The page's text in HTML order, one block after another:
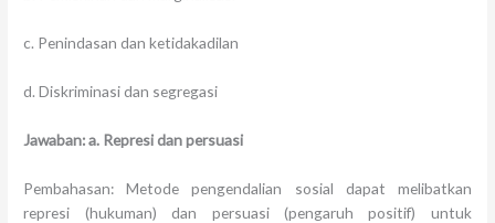
c. Penindasan dan ketidakadilan
d. Diskriminasi dan segregasi
Jawaban: a. Represi dan persuasi
Pembahasan: Metode pengendalian sosial dapat melibatkan
represi (hukuman) dan persuasi (pengaruh positif) untuk